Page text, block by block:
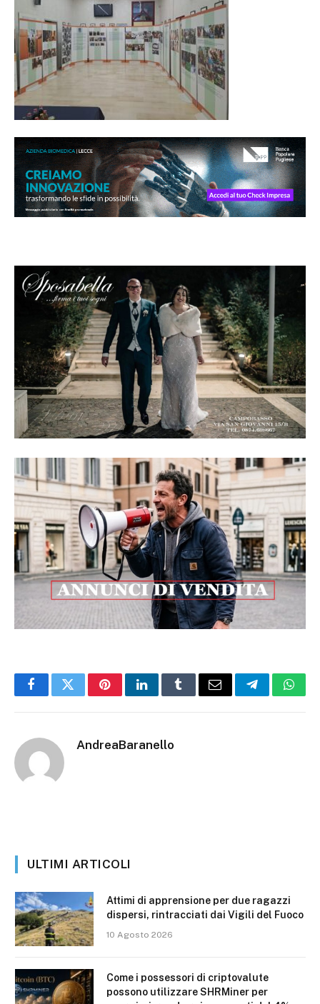
FacebookTwitterPinterestLinkedInTumblrEmail Telegram
AndreaBaranello
ULTIMI ARTICOLI
Attimi di apprensione per due ragazzi
dispersi, rintracciati dai Vigili del Fuoco
10 Agosto 2026
Come i possessori di criptovalute
possono utilizzare SHRMiner per